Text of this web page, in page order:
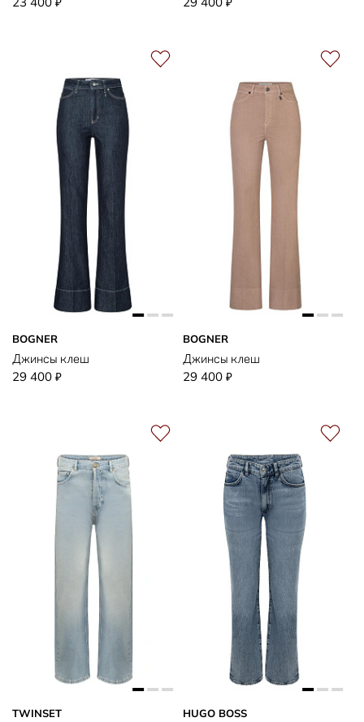
₽ ₽
BOGNER
Джинсы клеш
29 400 ₽
BOGNER
Джинсы клеш
29 400 ₽
TWINSET HUGO BOSS